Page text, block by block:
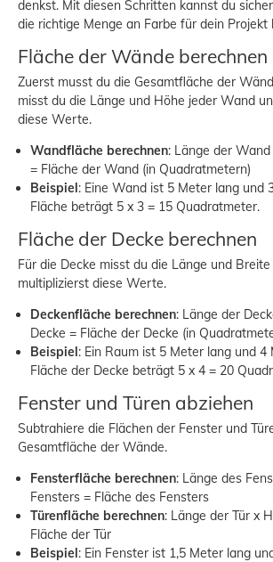
denkst. Mit diesen Schritten kannst du
die richtige Menge an Farbe für dein Projekt
Fläche der Wände berechnen
Zuerst musst du die Gesamtfläche der
misst du die Länge und Höhe jeder Wand
diese Werte.
Wandfläche berechnen: Länge der
= Fläche der Wand (in Quadratmetern)
Beispiel: Eine Wand ist 5 Meter lang und
Fläche beträgt 5 x 3 = 15 Quadratmeter.
Fläche der Decke berechnen
Für die Decke misst du die Länge und
multiplizierst diese Werte.
Deckenfläche berechnen: Länge der
Decke = Fläche der Decke (in
Beispiel: Ein Raum ist 5 Meter lang und 4
Fläche der Decke beträgt 5 x 4 = 20
Fenster und Türen abziehen
Subtrahiere die Flächen der Fenster und
Gesamtfläche der Wände.
Fensterfläche berechnen: Länge des
Fensters = Fläche des Fensters
Türenfläche berechnen: Länge der Tür x
Fläche der Tür
Beispiel: Ein Fenster ist 1,5 Meter lang